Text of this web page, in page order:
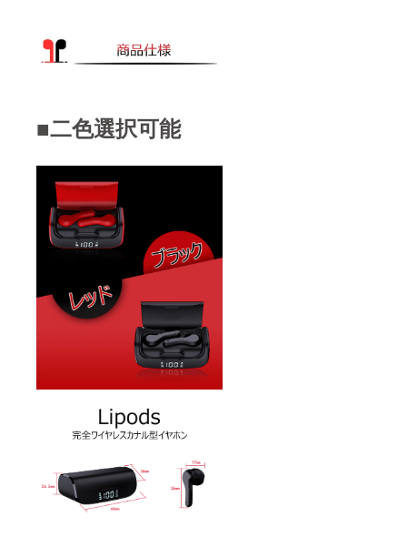
■二色選択可能